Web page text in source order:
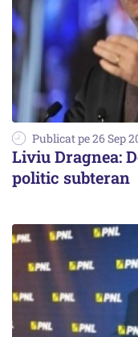
Publicat pe 26 Sep
Liviu Dragnea:
politic subteran